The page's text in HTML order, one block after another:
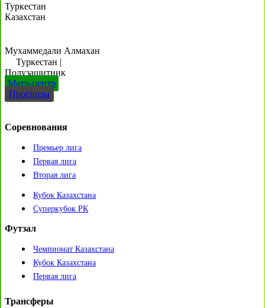
Туркестан
Казахстан
Мухаммедали Алмахан
Туркестан |
Полузащитник
Матч-центр
Прогнозы
Соревнования
Премьер лига
Первая лига
Вторая лига
Кубок Казахстана
Суперкубок РК
Футзал
Чемпионат Казахстана
Кубок Казахстана
Первая лига
Трансферы